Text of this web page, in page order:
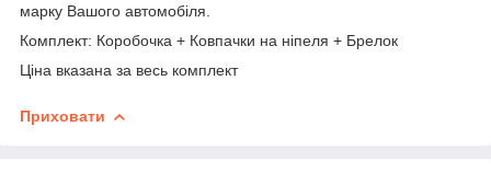
марку Вашого автомобіля.
Комплект: Коробочка + Ковпачки на ніпеля + Брелок
Ціна вказана за весь комплект
Приховати